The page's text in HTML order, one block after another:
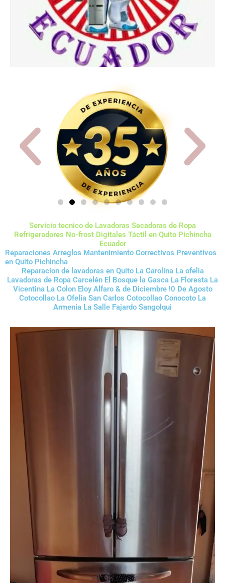
Servicio tecnico de Lavadoras Secadoras de Ropa
Refrigeradores No-frost Digitales Táctil en Quito Pichincha
Ecuador
Reparaciones Arreglos Mantenimiento Correctivos Preventivos
en Quito Pichincha
Reparacion de lavadoras en Quito La Carolina La ofelia
Lavadoras de Ropa Carcelén El Bosque la Gasca La Floresta La
Vicentina La Colon Eloy Alfaro & de Diciembre !0 De Agosto
Cotocollao La Ofelia San Carlos Cotocollao Conocoto La
Armenia La Salle Fajardo Sangolqui